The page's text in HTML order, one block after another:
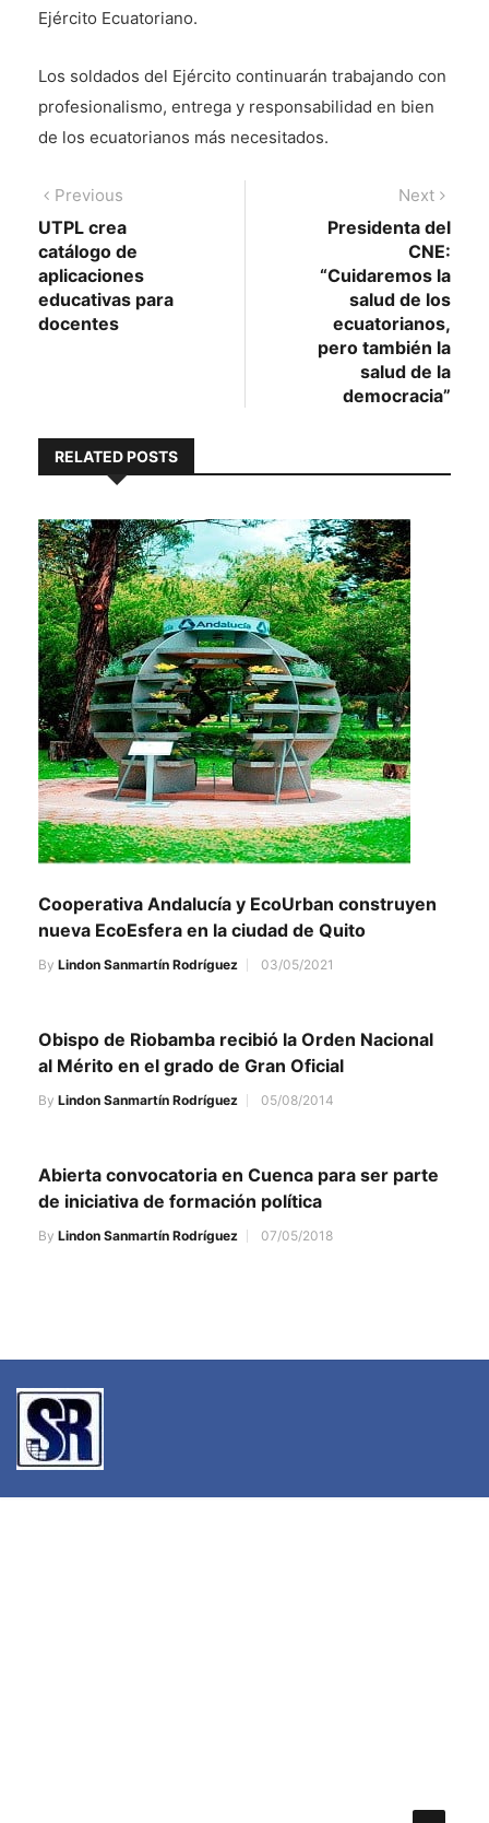
Ejército Ecuatoriano.
Los soldados del Ejército continuarán trabajando con
profesionalismo, entrega y responsabilidad en bien
de los ecuatorianos más necesitados.
Navegación
de
entradas
Previous
post:
UTPL crea
catálogo de
aplicaciones
educativas para
docentes
Next
post:
Presidenta del
CNE:
“Cuidaremos la
salud de los
ecuatorianos,
pero también la
salud de la
democracia”
RELATED POSTS
Cooperativa Andalucía y EcoUrban construyen
nueva EcoEsfera en la ciudad de Quito
By Lindon Sanmartín Rodríguez 03/05/2021
Obispo de Riobamba recibió la Orden Nacional
al Mérito en el grado de Gran Oficial
By Lindon Sanmartín Rodríguez 05/08/2014
Abierta convocatoria en Cuenca para ser parte
de iniciativa de formación política
By Lindon Sanmartín Rodríguez 07/05/2018